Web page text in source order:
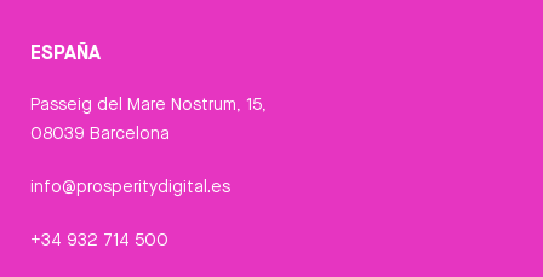
ESPAÑA
Passeig del Mare Nostrum, 15,
08039 Barcelona
info@prosperitydigital.es
+34 932 714 500